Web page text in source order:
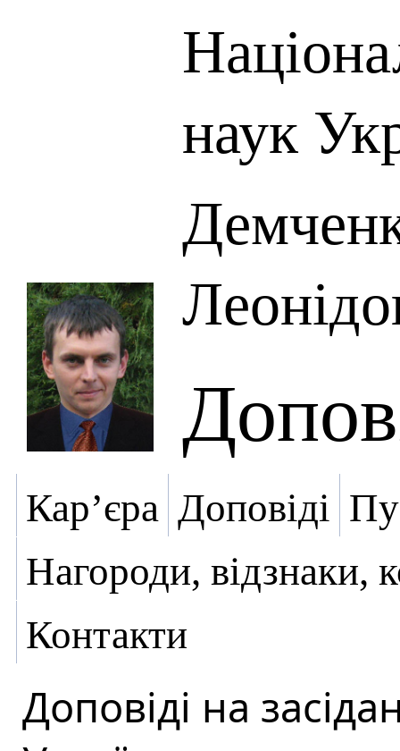
наук
Кар’єра Доповіді
Нагороди, відзнаки,
Контакти
Доповіді на